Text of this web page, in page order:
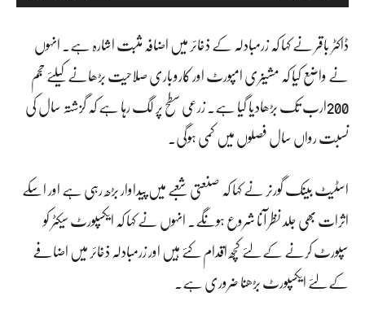
ی
ئ
ر
ڈاکٹر باقر نے کہا کہ زرمبادلہ کے ذخائر میں اضافہ مثبت اشارہ ہے۔ انہوں
نے واضع کیا کہ مشینری امپورٹ اور کاروباری صلاحیت بڑھانے کیلئے حجم
200ارب تک بڑھادیا گیا ہے۔ زرعی سطح پر لگ رہا ہے کہ گزشتہ سال کی
نسبت رواں سال فصلوں میں کمی ہوگی۔
اسٹیٹ بینک گورنر نے کہا کہ صنعتی شعبے میں پیداوار بڑھ رہی ہے اور اسکے
اثرات بھی جلد نظر آنا شروع ہونگے۔ انہوں نے کہا کہ ایکسپورٹ سیکٹر کو
سپورٹ کرنے کے لئے کچھ اقدام کئے ہیں اور زرمبادلہ ذخائر میں اضافے
کے لئے ایکسپورٹ بڑھنا ضروری ہے۔